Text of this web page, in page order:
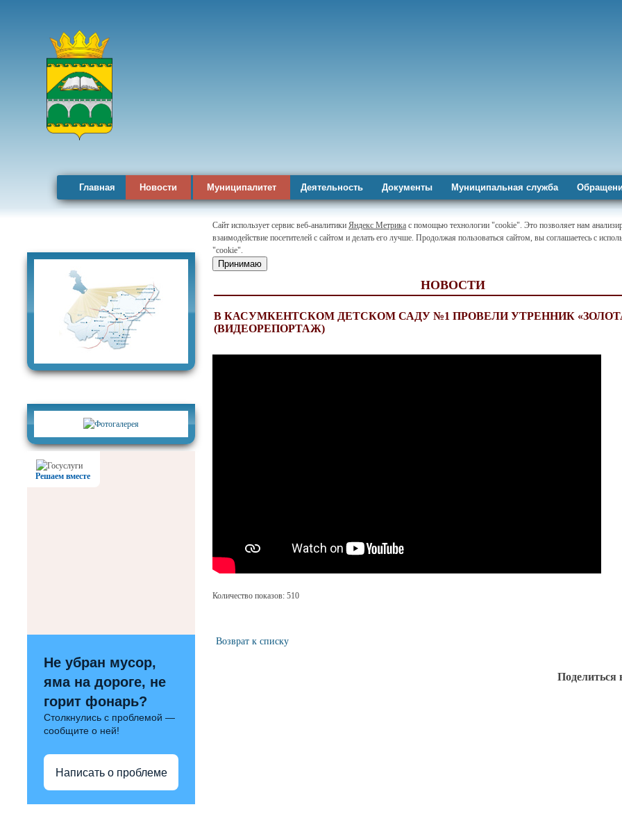
Главная Новости Муниципалитет Деятельность Документы Муниципальная служба
Решаем вместе
Не убран мусор,
яма на дороге, не
горит фонарь?
Столкнулись с проблемой —
сообщите о ней!
Написать о проблеме
Сайт использует сервис веб-аналитики Яндекс Метрика с помощью технологии "cookie". Это позволяет нам
взаимодействие посетителей с сайтом и делать его лучше. Продолжая пользоваться сайтом, вы соглашаетесь с
"cookie".
Принимаю
НОВОСТИ
В КАСУМКЕНТСКОМ ДЕТСКОМ САДУ №1 ПРОВЕЛИ УТРЕННИК
(ВИДЕОРЕПОРТАЖ)
Количество показов: 510
Возврат к списку
Поделиться